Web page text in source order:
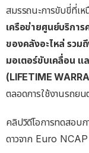
สมรรถนะการขับขี่ที่เ
เครือข่ายศูนย์บริการ
ของคลังอะไหล่ รวม
มอเตอร์ขับเคลื่อน แ
(LIFETIME
ตลอดการใช้งานรถยน
คลิปวิดีโอการทดสอบ
ดาวจาก Euro NCAP